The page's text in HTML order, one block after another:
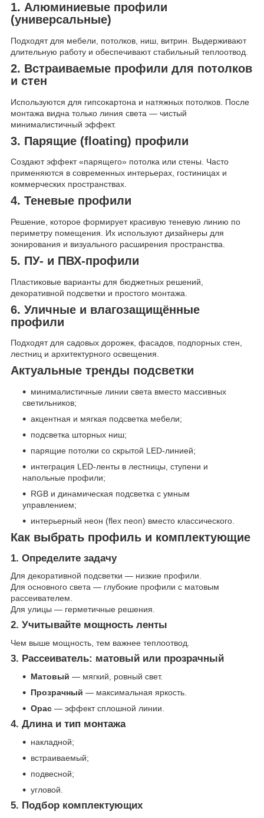
1. Алюминиевые профили
(универсальные)
Подходят для мебели, потолков, ниш, витрин. Выдерживают
длительную работу и обеспечивают стабильный теплоотвод.
2. Встраиваемые профили для потолков
и стен
Используются для гипсокартона и натяжных потолков. После
монтажа видна только линия света — чистый
минималистичный эффект.
3. Парящие (floating) профили
Создают эффект «парящего» потолка или стены. Часто
применяются в современных интерьерах, гостиницах и
коммерческих пространствах.
4. Теневые профили
Решение, которое формирует красивую теневую линию по
периметру помещения. Их используют дизайнеры для
зонирования и визуального расширения пространства.
5. ПУ- и ПВХ-профили
Пластиковые варианты для бюджетных решений,
декоративной подсветки и простого монтажа.
6. Уличные и влагозащищённые
профили
Подходят для садовых дорожек, фасадов, подпорных стен,
лестниц и архитектурного освещения.
Актуальные тренды подсветки
минималистичные линии света вместо массивных
светильников;
акцентная и мягкая подсветка мебели;
подсветка шторных ниш;
парящие потолки со скрытой LED-линией;
интеграция LED-ленты в лестницы, ступени и
напольные профили;
RGB и динамическая подсветка с умным
управлением;
интерьерный неон (flex neon) вместо классического.
Как выбрать профиль и комплектующие
1. Определите задачу
Для декоративной подсветки — низкие профили.
Для основного света — глубокие профили с матовым
рассеивателем.
Для улицы — герметичные решения.
2. Учитывайте мощность ленты
Чем выше мощность, тем важнее теплоотвод.
3. Рассеиватель: матовый или прозрачный
Матовый — мягкий, ровный свет.
Прозрачный — максимальная яркость.
Оpac — эффект сплошной линии.
4. Длина и тип монтажа
накладной;
встраиваемый;
подвесной;
угловой.
5. Подбор комплектующих